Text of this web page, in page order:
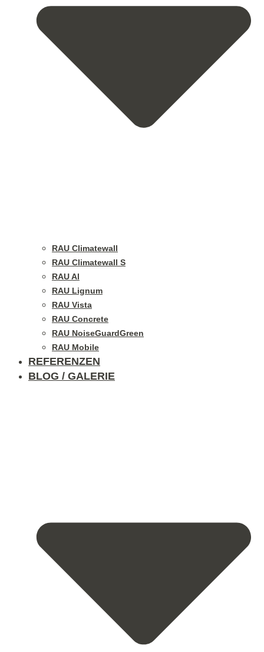
RAU Climatewall
RAU Climatewall S
RAU Al
RAU Lignum
RAU Vista
RAU Concrete
RAU NoiseGuardGreen
RAU Mobile
REFERENZEN
BLOG / GALERIE